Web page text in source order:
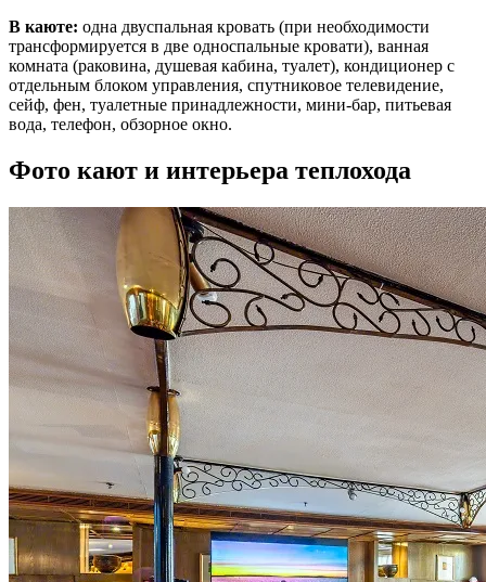
В каюте: одна двуспальная кровать (при необходимости
трансформируется в две односпальные кровати), ванная
комната (раковина, душевая кабина, туалет), кондиционер с
отдельным блоком управления, спутниковое телевидение,
сейф, фен, туалетные принадлежности, мини-бар, питьевая
вода, телефон, обзорное окно.
Фото кают и интерьера теплохода